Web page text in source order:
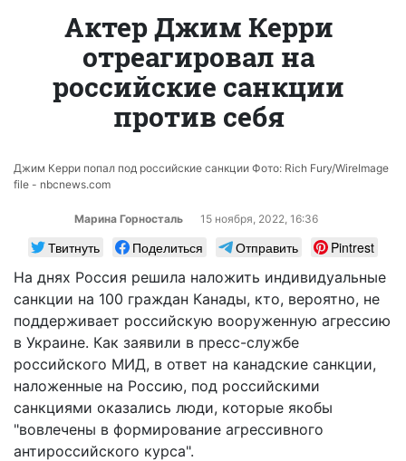
Актер Джим Керри
отреагировал на
российские санкции
против себя
Джим Керри попал под российские санкции Фото: Rich Fury/WireImage
file - nbcnews.com
Марина Горносталь 15 ноября, 2022, 16:36
Твитнуть Поделиться Отправить
Pintrest
На днях Россия решила наложить индивидуальные
санкции на 100 граждан Канады, кто, вероятно, не
поддерживает российскую вооруженную агрессию
в Украине. Как заявили в пресс-службе
российского МИД, в ответ на канадские санкции,
наложенные на Россию, под российскими
санкциями оказались люди, которые якобы
"вовлечены в формирование агрессивного
антироссийского курса".